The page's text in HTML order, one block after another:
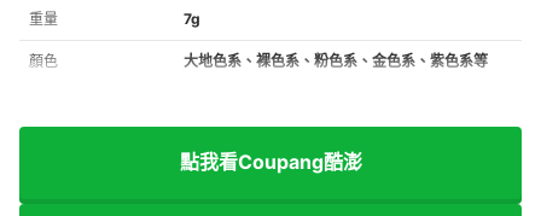
重量 7g
顏色 大地色系、裸色系、粉色系、金色系、紫色系等
點我看Coupang酷澎